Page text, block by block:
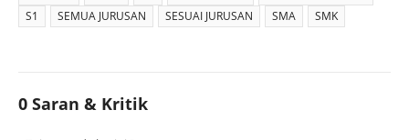
S1
SEMUA JURUSAN SESUAI JURUSAN SMA SMK
0 Saran & Kritik